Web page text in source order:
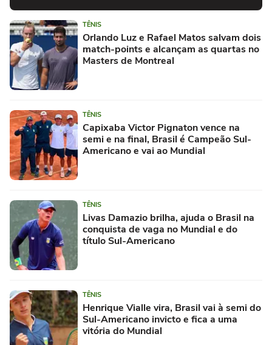
TÊNIS
Orlando Luz e Rafael Matos salvam dois
match-points e alcançam as quartas no
Masters de Montreal
TÊNIS
Capixaba Victor Pignaton vence na
semi e na final, Brasil é Campeão Sul-
Americano e vai ao Mundial
TÊNIS
Livas Damazio brilha, ajuda o Brasil na
conquista de vaga no Mundial e do
título Sul-Americano
TÊNIS
Henrique Vialle vira, Brasil vai à semi do
Sul-Americano invicto e fica a uma
vitória do Mundial